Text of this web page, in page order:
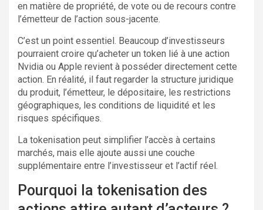
en matière de propriété, de vote ou de recours contre
l’émetteur de l’action sous-jacente.
C’est un point essentiel. Beaucoup d’investisseurs
pourraient croire qu’acheter un token lié à une action
Nvidia ou Apple revient à posséder directement cette
action. En réalité, il faut regarder la structure juridique
du produit, l’émetteur, le dépositaire, les restrictions
géographiques, les conditions de liquidité et les
risques spécifiques.
La tokenisation peut simplifier l’accès à certains
marchés, mais elle ajoute aussi une couche
supplémentaire entre l’investisseur et l’actif réel.
Pourquoi la tokenisation des